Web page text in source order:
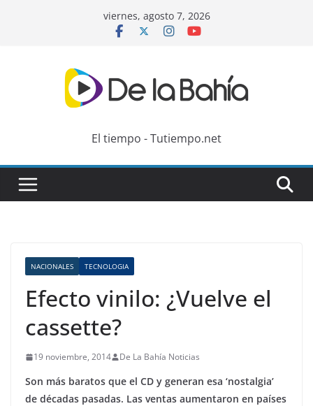
viernes, agosto 7, 2026
El tiempo - Tutiempo.net
NACIONALES TECNOLOGIA
Efecto vinilo: ¿Vuelve el
cassette?
19 noviembre, 2014 De La Bahía Noticias
Son más baratos que el CD y generan esa ‘nostalgia’
de décadas pasadas. Las ventas aumentaron en países